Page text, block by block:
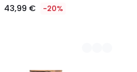
43,99 € -20%